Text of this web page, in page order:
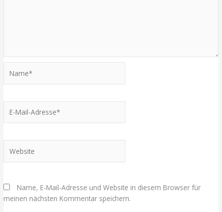
Mail-
Name, E-Mail-Adresse und Website in diesem Browser für
meinen nächsten Kommentar speichern.